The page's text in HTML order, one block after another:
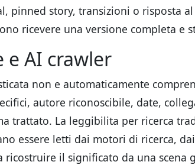
pinned story, transizioni o risposta al
ricevere una versione completa e
AI crawler
non e automaticamente
autore riconoscibile, date,
trattato. La leggibilita per ricerca
essere letti dai motori di ricerca,
ricostruire il significato da una scena